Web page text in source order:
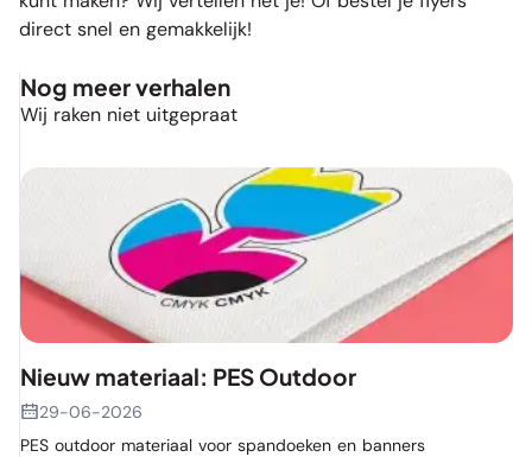
direct snel en gemakkelijk!
Nog meer verhalen
Wij raken niet uitgepraat
Nieuw materiaal: PES Outdoor
29-06-2026
PES outdoor materiaal voor spandoeken en banners